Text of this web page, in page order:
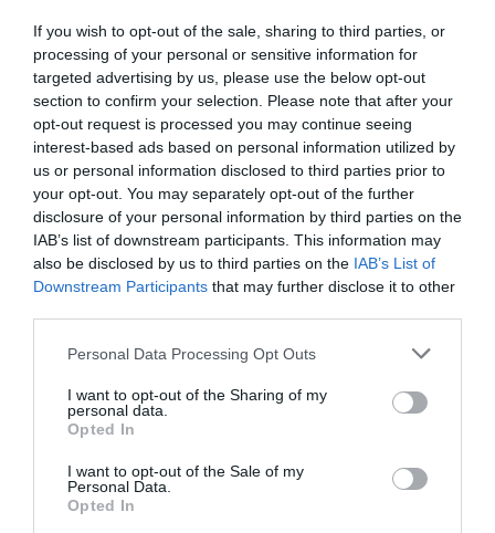
If you wish to opt-out of the sale, sharing to third parties, or
processing of your personal or sensitive information for
targeted advertising by us, please use the below opt-out
section to confirm your selection. Please note that after your
opt-out request is processed you may continue seeing
interest-based ads based on personal information utilized by
us or personal information disclosed to third parties prior to
your opt-out. You may separately opt-out of the further
disclosure of your personal information by third parties on the
IAB’s list of downstream participants. This information may
also be disclosed by us to third parties on the IAB’s List of
Downstream Participants that may further disclose it to other
Personal Data Processing Opt Outs
I want to opt-out of the Sharing of my
personal data.
Opted In
I want to opt-out of the Sale of my
Personal Data.
Opted In
OPINIÓN
“Sánchez es un sinvergüenza que ha
abandonado a su país, porque Ceuta es
España. Tenemos un Gobierno en
connivencia con Marruecos”: acusa una ceutí
Hispanidad 06/08/26 11:30
SOCIEDAD
Ceuta y Melilla, las dos columnas de Hércules
Eulogio López 06/08/26 07:58
Marcelo Gullo: “El trabajo de desmitificar la
historia, de poner la verdadera, de
desmontar la falsificación, es un trabajo
por Hispanidad
Artículos anteriores